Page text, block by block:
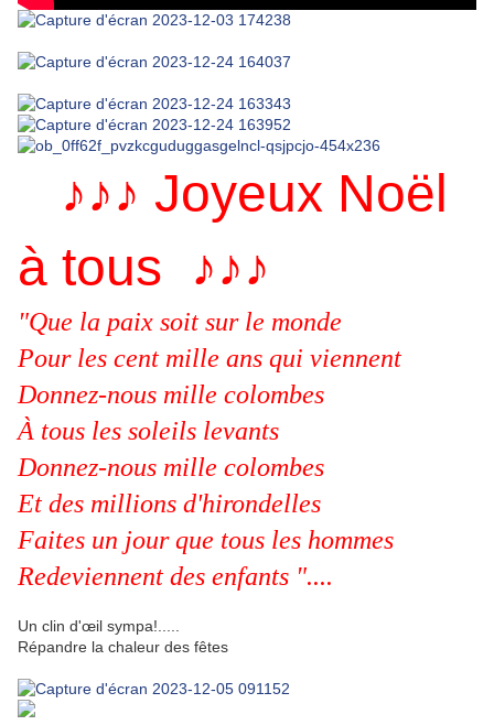
♪♪♪ Joyeux Noël
à tous ♪♪♪
"Que la paix soit sur le monde
Pour les cent mille ans qui viennent
Donnez-nous mille colombes
À tous les soleils levants
Donnez-nous mille colombes
Et des millions d'hirondelles
Faites un jour que tous les hommes
Redeviennent des enfants "....
Un clin d'œil sympa!.....
Répandre la chaleur des fêtes